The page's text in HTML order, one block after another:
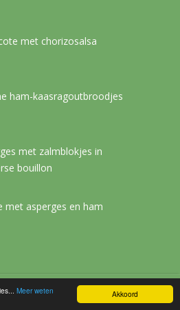
Akkoord
Meer weten
met chorizosalsa
ham-kaasragoutbroodjes
met zalmblokjes in
bouillon
met asperges en ham
Copyright © 2026.